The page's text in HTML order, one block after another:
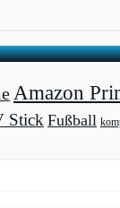
Amazon
StickFußball